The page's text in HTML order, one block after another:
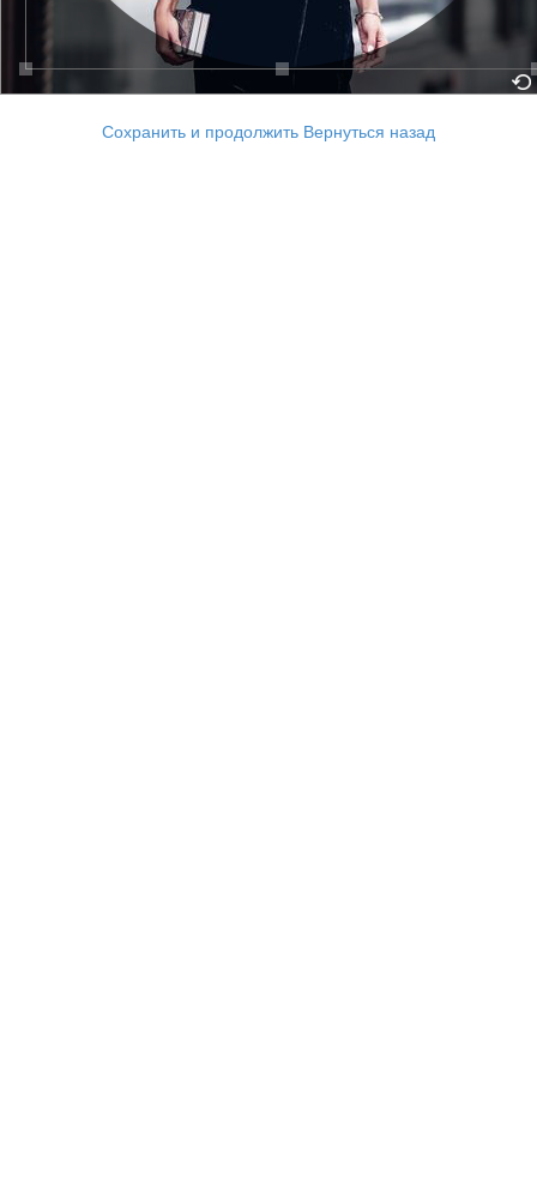
Сохранить и продолжить Вернуться назад